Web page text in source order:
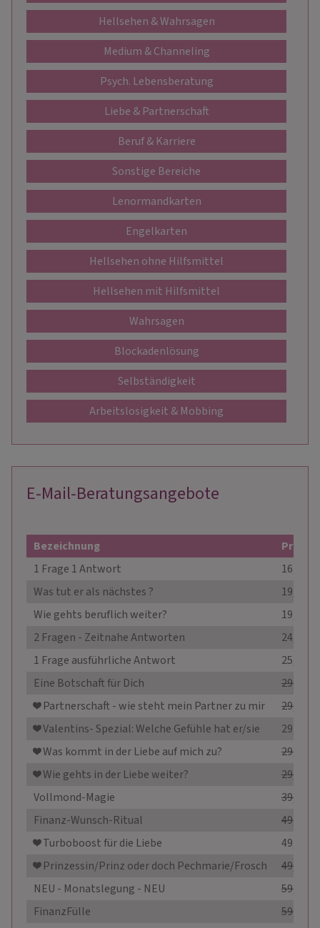
Hellsehen & Wahrsagen
Medium & Channeling
Psych. Lebensberatung
Liebe & Partnerschaft
Beruf & Karriere
Sonstige Bereiche
Lenormandkarten
Engelkarten
Hellsehen ohne Hilfsmittel
Hellsehen mit Hilfsmittel
Wahrsagen
Blockadenlösung
Selbständigkeit
Arbeitslosigkeit & Mobbing
E-Mail-Beratungsangebote
Bezeichnung
Preis
1 Frage 1 Antwort
16,99 €
Was tut er als nächstes ?
19,00 €
Wie gehts beruflich weiter?
19,00 €
2 Fragen - Zeitnahe Antworten
24,99 €
1 Frage ausführliche Antwort
25,00 €
Eine Botschaft für Dich
29,00 €
❤️️ Partnerschaft - wie steht mein Partner zu mir
29,00 €
❤️️ Valentins- Spezial: Welche Gefühle hat er/sie
29,00 €
❤️️ Was kommt in der Liebe auf mich zu?
29,00 €
❤️️ Wie gehts in der Liebe weiter?
29,00 €
Vollmond-Magie
39,99 €
Finanz-Wunsch-Ritual
49,99 €
❤️️ Turboboost für die Liebe
49,99 €
❤️️ Prinzessin/Prinz oder doch Pechmarie/Frosch
49,99 €
NEU - Monatslegung - NEU
59,00 €
FinanzFülle
59,99 €